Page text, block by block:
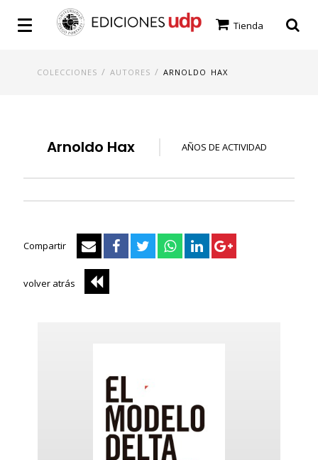
Tienda
COLECCIONES /AUTORES /ARNOLDO HAX
Arnoldo Hax AÑOS DE ACTIVIDAD
Compartir
volver atrás